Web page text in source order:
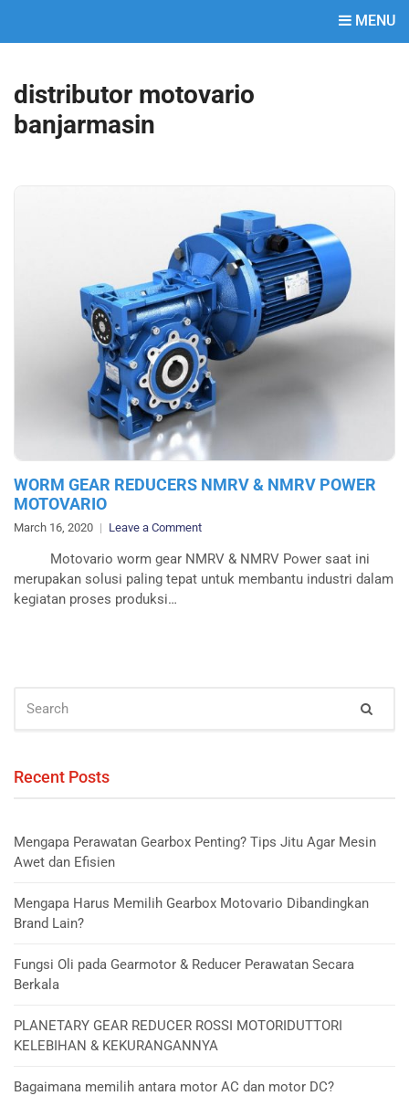
MENU
distributor motovario
banjarmasin
WORM GEAR REDUCERS NMRV & NMRV POWER
MOTOVARIO
March 16, 2020 Leave a Commenton
GEAR
REDUCERS
Motovario worm gear NMRV & NMRV Power saat ini
merupakan solusi paling tepat untuk membantu industri dalam
kegiatan proses produksi…
FOR:
Recent Posts
Mengapa Perawatan Gearbox Penting? Tips Jitu Agar Mesin
Awet dan Efisien
Mengapa Harus Memilih Gearbox Motovario Dibandingkan
Brand Lain?
Fungsi Oli pada Gearmotor & Reducer Perawatan Secara
Berkala
PLANETARY GEAR REDUCER ROSSI MOTORIDUTTORI
KELEBIHAN & KEKURANGANNYA
Bagaimana memilih antara motor AC dan motor DC?